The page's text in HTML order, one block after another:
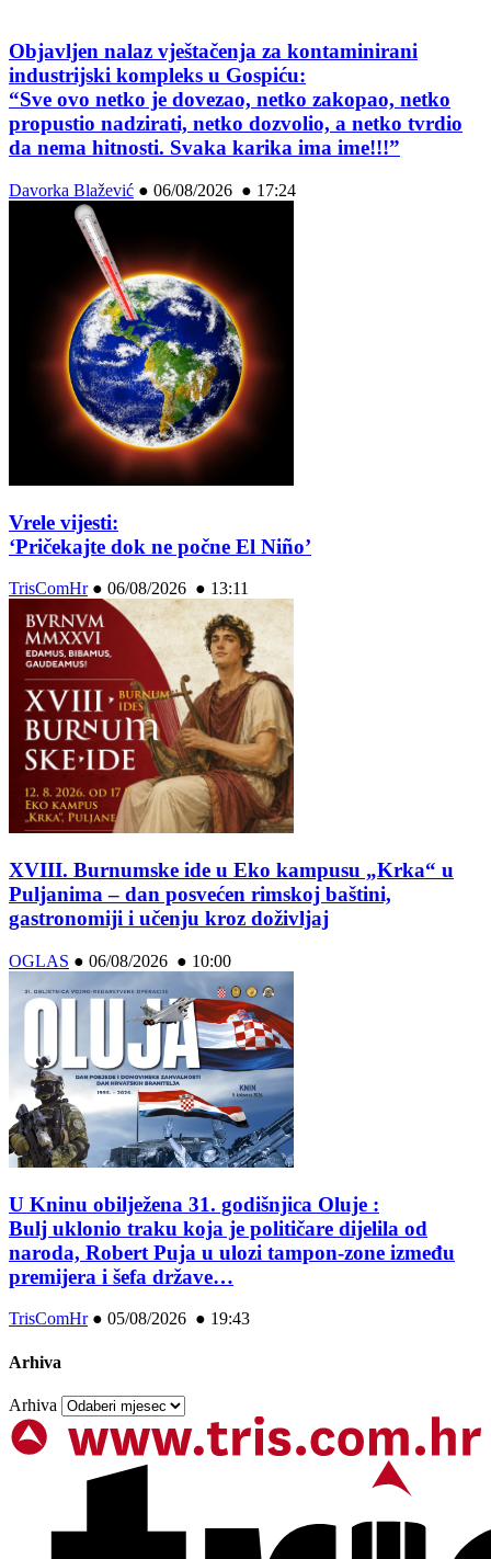
Objavljen nalaz vještačenja za kontaminirani
industrijski kompleks u Gospiću:
“Sve ovo netko je dovezao, netko zakopao, netko
propustio nadzirati, netko dozvolio, a netko tvrdio
da nema hitnosti. Svaka karika ima ime!!!”
Davorka Blažević ● 06/08/2026 ● 17:24
Vrele vijesti:
‘Pričekajte dok ne počne El Niño’
TrisComHr● 06/08/2026 ● 13:11
XVIII. Burnumske ide u Eko kampusu „Krka“ u
Puljanima – dan posvećen rimskoj baštini,
gastronomiji i učenju kroz doživljaj
OGLAS ● 06/08/2026 ● 10:00
U Kninu obilježena 31. godišnjica Oluje :
Bulj uklonio traku koja je političare dijelila od
naroda, Robert Puja u ulozi tampon-zone između
premijera i šefa države…
TrisComHr● 05/08/2026 ● 19:43
Arhiva
Arhiva